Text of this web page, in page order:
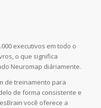
executivos em todo o
o que significa
Neuromap diáriamente.
de treinamento para
de forma consistente e
você oferece a